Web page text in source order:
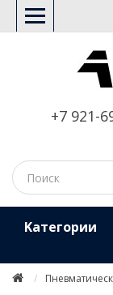
+7 921-
Kатегории